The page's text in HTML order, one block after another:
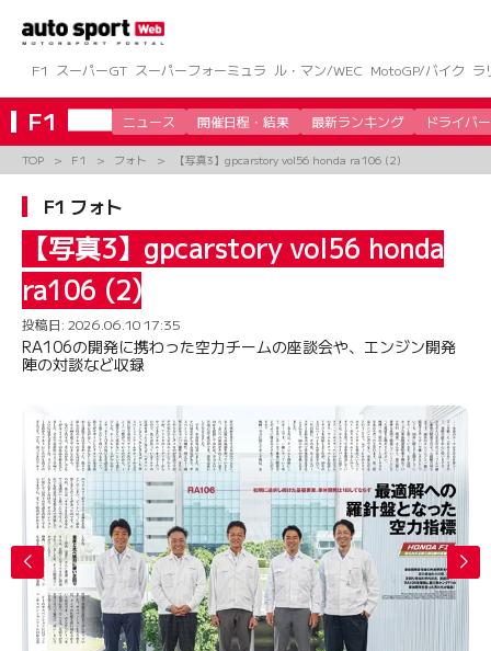
ツ
へ
ス
キ
ッ
F1 スーパーGT スーパーフォーミュラ ル・マン/WEC MotoGP/バイク ラ
F1 ニュース 開催日程・結果 最新ランキング ドライバー
TOP F1 フォト 【写真3】gpcarstory vol56 honda ra106 (2)
F1 フォト
【写真3】gpcarstory vol56 honda
ra106 (2)
投稿日: 2026.06.10 17:35
RA106の開発に携わった空力チームの座談会や、エンジン開発
陣の対談など収録